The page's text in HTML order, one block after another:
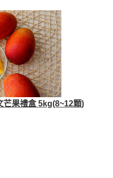
芒果禮盒 5kg(8~12顆)